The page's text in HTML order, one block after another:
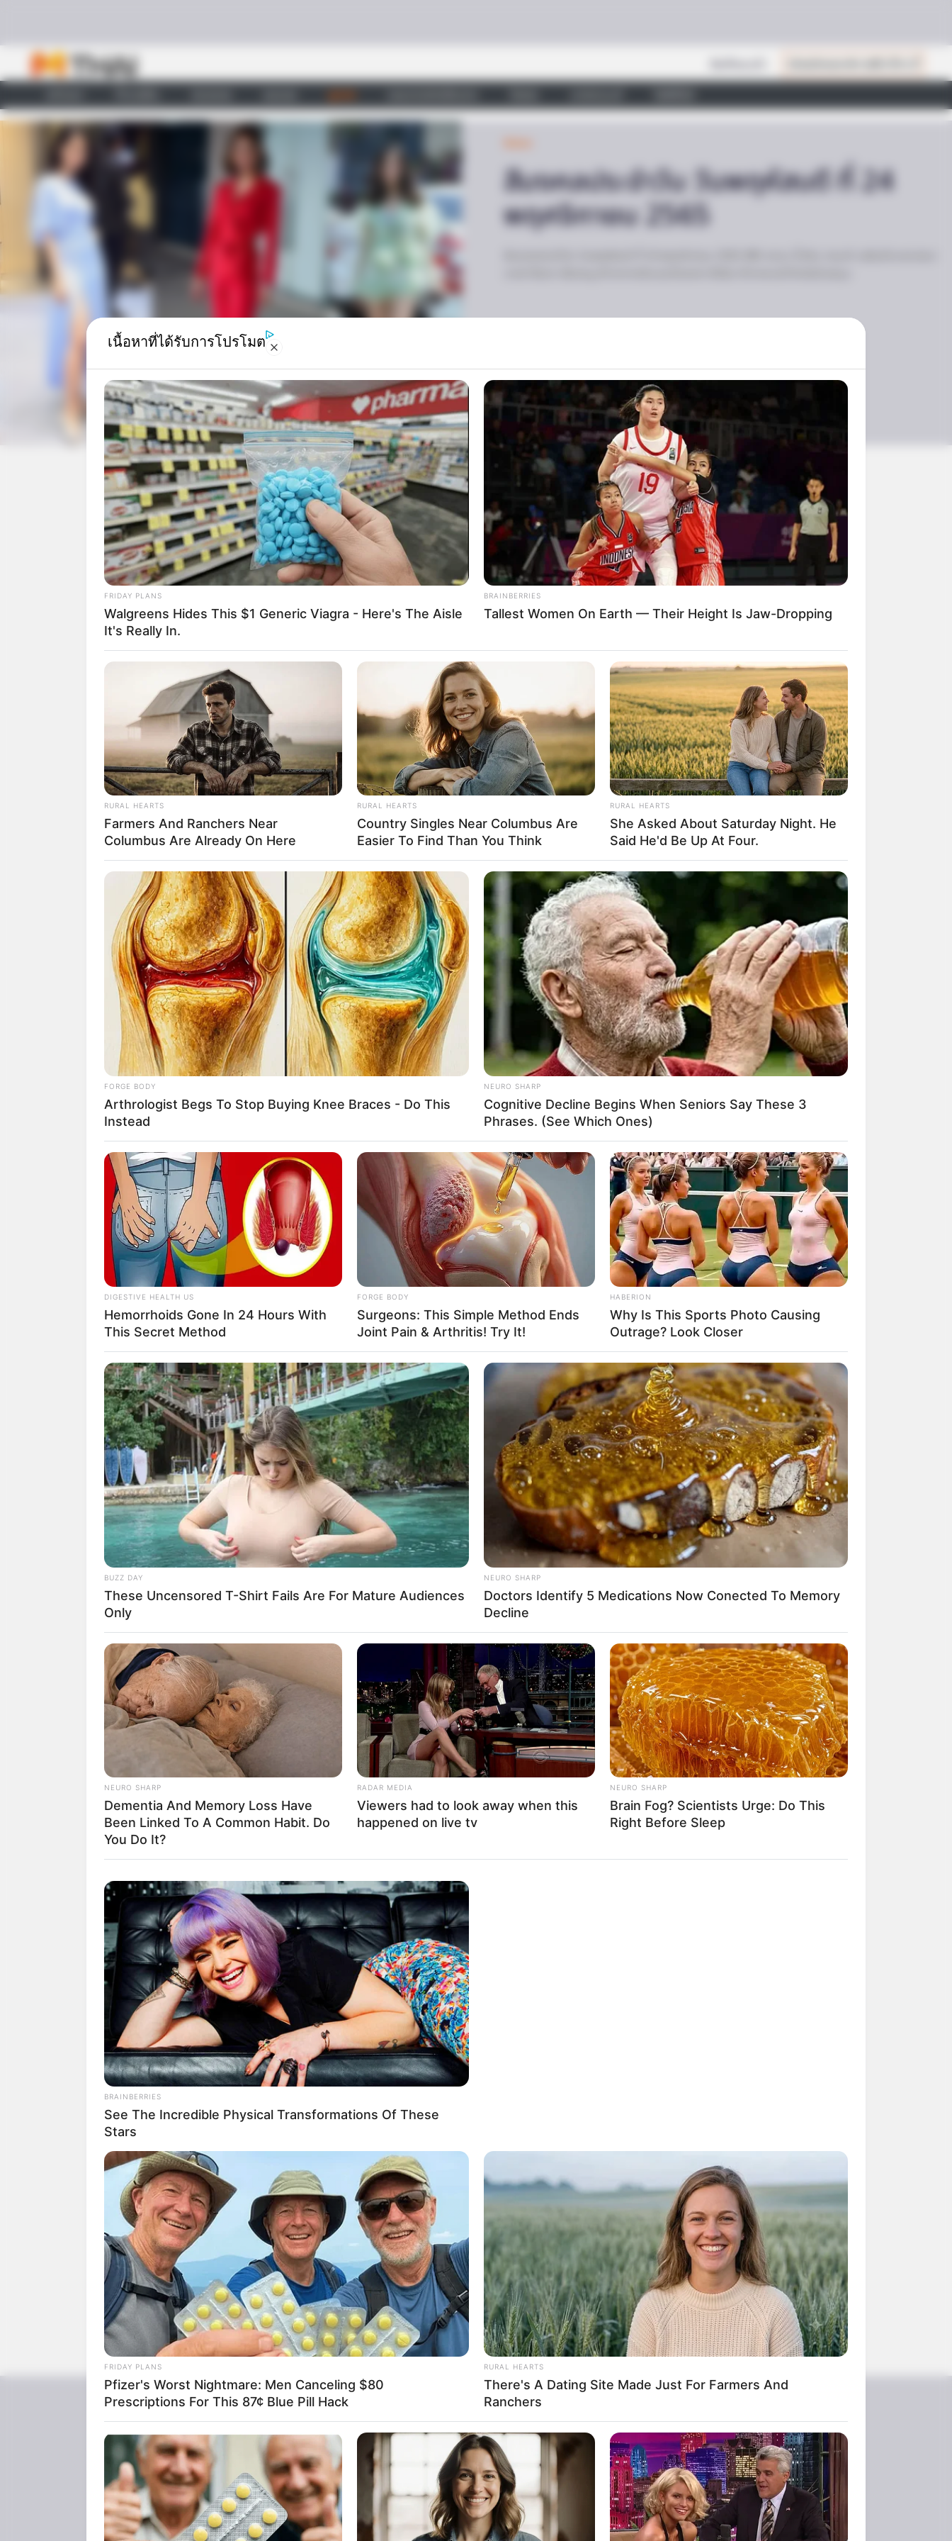
สีมงคลประจำวัน วันพฤหัสบดี ที่ 24
พฤศจิกายน 2565
Home/สีมงคล/ สีมงคลประจำวัน วันพฤหัสบดี ที่ 24 พฤศจิกายน 2565
สีมงคล|
24 พ.ย. 2022
แบ่งปัน
สีมงคลประจำวัน
สีฟ้า คราม น้ำเงิน กรมท่า เสริมอำนาจวาสนาบารมี
สีแดง เลือดหมู ดีทางการเงินและโชคลาภ
สีเขียว ดีทางคนรักใคร่สนับสนุน
สีที่ไม่ควรใช้
สีม่วง สีดำ
คำทำนาย โดย อ.มิก พชร ทูตเทวะ
สีมงคลประจำวัน
นักเขียน
กองบรรณาธิการ
Recommended For You
The Bodyguard's Hidden Bloopers
Revealed
10 World Cup 2026 Facts Every Football
Fan Should Know
A Museum To Rihanna's Glory Could Soon
Be Opened
’90s TV Icons Who Faded Out Of Hollywood These '90s Couples Will Always Hold A
Special Place In Our Hearts
Think You Know FIFA 2026? These Facts
May Surprise You
The 10 Most Stunning Women From
Lebanon - Who Is Your Favorite?
How They Made Little Simba Look So
Lifelike in 'The Lion King'
Is There An Intersex Whale? This Finding
Baffles Science
The 90s Was A Fantastic Decade For Fans
Of Action Movies
แนะนำ
ดูดวง
ดูเพิ่มเติม
เนื้อหาที่ได้รับการโปรโมต
FRIDAY PLANS
Walgreens Hides This $1 Generic Viagra - Here's The Aisle
It's Really In.
BRAINBERRIES
Tallest Women On Earth — Their Height Is Jaw-Dropping
RURAL HEARTS
Farmers And Ranchers Near
Columbus Are Already On Here
RURAL HEARTS
Country Singles Near Columbus Are
Easier To Find Than You Think
RURAL HEARTS
She Asked About Saturday Night. He
Said He'd Be Up At Four.
FORGE BODY
Arthrologist Begs To Stop Buying Knee Braces - Do This
Instead
NEURO SHARP
Cognitive Decline Begins When Seniors Say These 3
Phrases. (See Which Ones)
DIGESTIVE HEALTH US
Hemorrhoids Gone In 24 Hours With
This Secret Method
FORGE BODY
Surgeons: This Simple Method Ends
Joint Pain & Arthritis! Try It!
HABERION
Why Is This Sports Photo Causing
Outrage? Look Closer
BUZZ DAY
These Uncensored T-Shirt Fails Are For Mature Audiences
Only
NEURO SHARP
Doctors Identify 5 Medications Now Conected To Memory
Decline
NEURO SHARP
Dementia And Memory Loss Have
Been Linked To A Common Habit. Do
You Do It?
RADAR MEDIA
Viewers had to look away when this
happened on live tv
NEURO SHARP
Brain Fog? Scientists Urge: Do This
Right Before Sleep
BRAINBERRIES
See The Incredible Physical Transformations Of These
Stars
FRIDAY PLANS
Pfizer's Worst Nightmare: Men Canceling $80
Prescriptions For This 87¢ Blue Pill Hack
RURAL HEARTS
There's A Dating Site Made Just For Farmers And
Ranchers
BRAINBERRIES
Disney’s Live-Action Simba Was Based On The Cutest Lion
Cub Ever
BRAINBERRIES
BRAINBERRIES
Iconic '90s Entertainment Couples
We'll Never Forget
BRAINBERRIES
Where Are They Now? 9 Ex-Actors
Found Unexpected Career Paths
It's The End Of The Road: The Worst
BRAINBERRIES
Critics Were Impressed By The Way She Portrayed Grace
Kelly
BRAINBERRIES
Take A Look At Demi Moore's Most Iconic And Provocative
BRAINBERRIES
The Best Tarantino Movie Yet
BRAINBERRIES
Dare To Watch: 6 Movies So Bad
They're Good
BRAINBERRIES
Think Your Crush Doesn't Notice You?
Think Again
BRAINBERRIES
The Way You Sit Could Expose Your True Personality
BRAINBERRIES
Busting Movie Myths! Common Clichés That Don't Reflect
Reality
BRAINBERRIES
17 Astonishingly Beautiful Cave
Churches
BRAINBERRIES
Will You Survive? 10 Things To Keep In
Your Emergency Kit
BRAINBERRIES
The Instagram Model Who Spent A
Fortune To Look Like Barbie